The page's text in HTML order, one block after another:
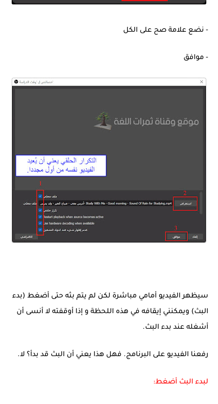
- نضع علامة صح على الكل
- موافق
سيظهر الفيديو أمامي مباشرة لكن لم يتم بثه حتى أضغط (بدء
البث) ويمكنني إيقافه في هذه اللحظة و إذا أوقفته لا أنسى أن
أشغله عند بدء البث.
رفعنا الفيديو على البرنامج. فهل هذا يعني أن البث قد بدأ؟ لا.
لبدء البث أضغط: